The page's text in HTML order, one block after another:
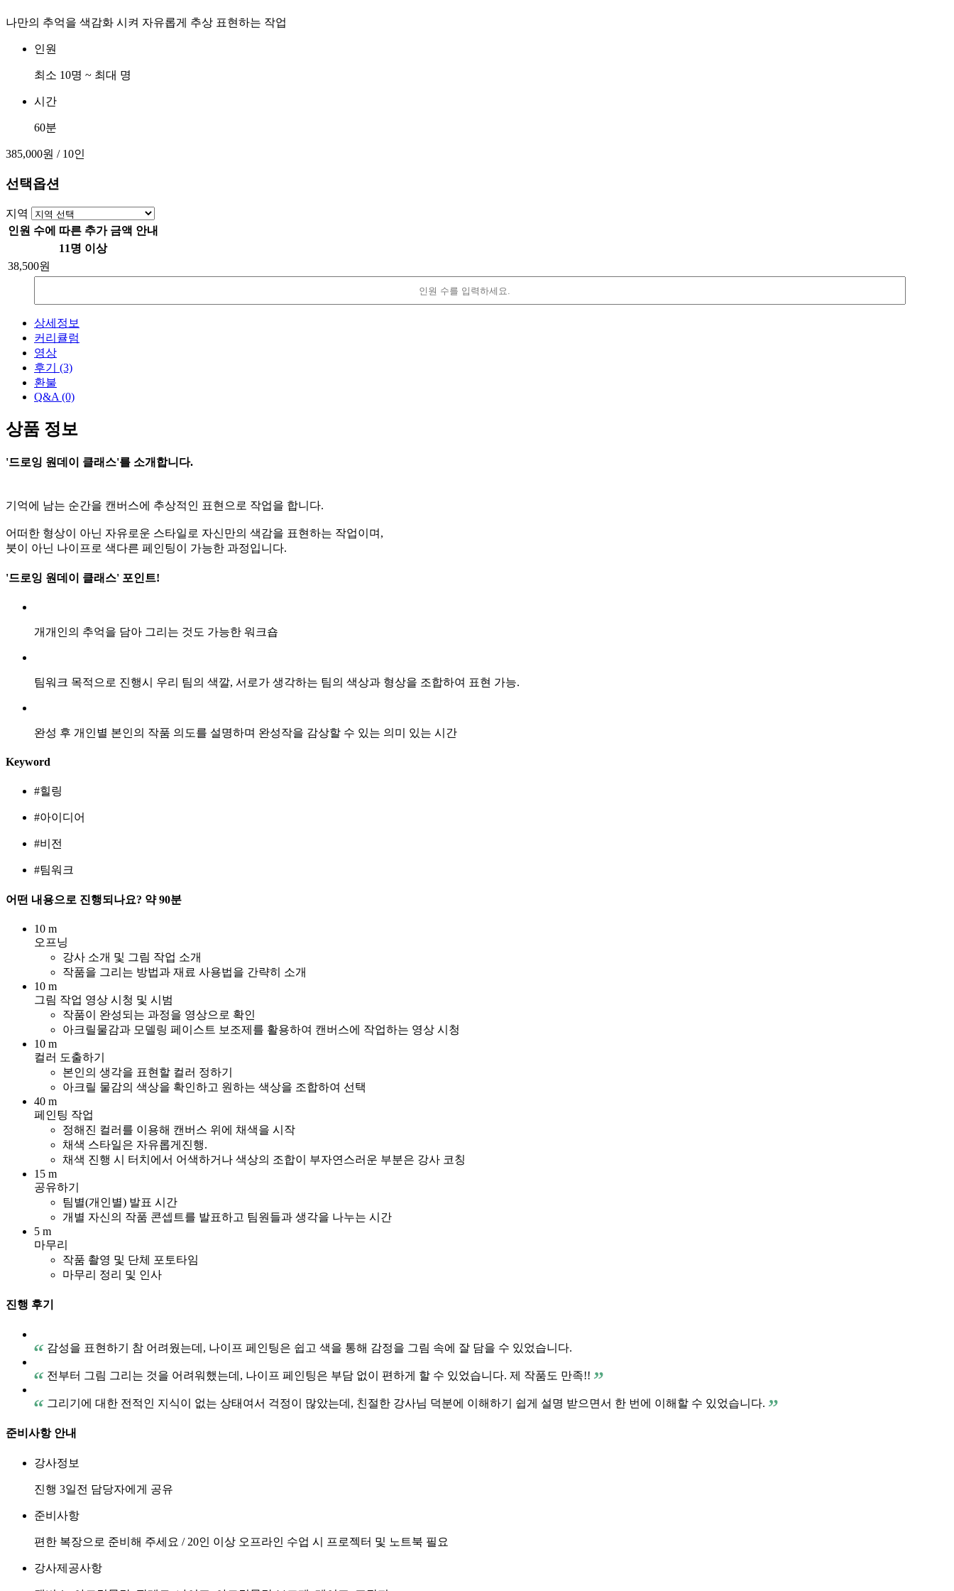
나만의 추억을 색감화 시켜 자유롭게 추상 표현하는 작업
인원
최소 10명 ~ 최대 명
시간
60분
385,000원 / 10인
선택옵션
지역
인원 수에 따른 추가 금액 안내
11명 이상
38,500원
상세정보
커리큘럼
영상
후기 (3)
환불
Q&A (0)
상품 정보
'드로잉 원데이 클래스'를 소개합니다.
기억에 남는 순간을 캔버스에 추상적인 표현으로 작업을 합니다.
어떠한 형상이 아닌 자유로운 스타일로 자신만의 색감을 표현하는 작업이며,
붓이 아닌 나이프로 색다른 페인팅이 가능한 과정입니다.
'드로잉 원데이 클래스' 포인트!
개개인의 추억을 담아 그리는 것도 가능한 워크숍
팀워크 목적으로 진행시 우리 팀의 색깔, 서로가 생각하는 팀의 색상과 형상을 조합하여 표현 가능.
완성 후 개인별 본인의 작품 의도를 설명하며 완성작을 감상할 수 있는 의미 있는 시간
Keyword
#힐링
#아이디어
#비전
#팀워크
어떤 내용으로 진행되나요? 약 90분
10 m
오프닝
강사 소개 및 그림 작업 소개
작품을 그리는 방법과 재료 사용법을 간략히 소개
10 m
그림 작업 영상 시청 및 시범
작품이 완성되는 과정을 영상으로 확인
아크릴물감과 모델링 페이스트 보조제를 활용하여 캔버스에 작업하는 영상 시청
10 m
컬러 도출하기
본인의 생각을 표현할 컬러 정하기
아크릴 물감의 색상을 확인하고 원하는 색상을 조합하여 선택
40 m
페인팅 작업
정해진 컬러를 이용해 캔버스 위에 채색을 시작
채색 스타일은 자유롭게진행.
채색 진행 시 터치에서 어색하거나 색상의 조합이 부자연스러운 부분은 강사 코칭
15 m
공유하기
팀별(개인별) 발표 시간
개별 자신의 작품 콘셉트를 발표하고 팀원들과 생각을 나누는 시간
5 m
마무리
작품 촬영 및 단체 포토타임
마무리 정리 및 인사
진행 후기
감성을 표현하기 참 어려웠는데, 나이프 페인팅은 쉽고 색을 통해 감정을 그림 속에 잘 담을 수 있었습니다.
전부터 그림 그리는 것을 어려워했는데, 나이프 페인팅은 부담 없이 편하게 할 수 있었습니다. 제 작품도 만족!!
그리기에 대한 전적인 지식이 없는 상태여서 걱정이 많았는데, 친절한 강사님 덕분에 이해하기 쉽게 설명 받으면서 한 번에 이해할 수 있었습니다.
준비사항 안내
강사정보
진행 3일전 담당자에게 공유
준비사항
편한 복장으로 준비해 주세요 / 20인 이상 오프라인 수업 시 프로젝터 및 노트북 필요
강사제공사항